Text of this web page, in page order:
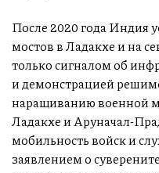
После 2020 года Индия
мостов в Ладакхе и на
только сигналом об
и демонстрацией
наращиванию военной
Ладакхе и Аруначал-
мобильность войск и
заявлением о